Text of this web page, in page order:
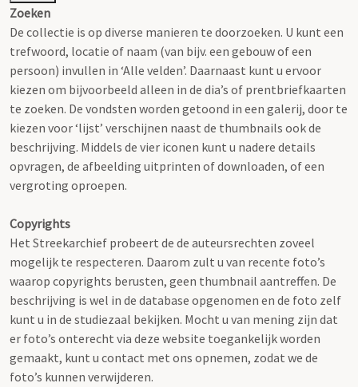
Zoeken
De collectie is op diverse manieren te doorzoeken. U kunt een
trefwoord, locatie of naam (van bijv. een gebouw of een
persoon) invullen in ‘Alle velden’. Daarnaast kunt u ervoor
kiezen om bijvoorbeeld alleen in de dia’s of prentbriefkaarten
te zoeken. De vondsten worden getoond in een galerij, door te
kiezen voor ‘lijst’ verschijnen naast de thumbnails ook de
beschrijving. Middels de vier iconen kunt u nadere details
opvragen, de afbeelding uitprinten of downloaden, of een
vergroting oproepen.
Copyrights
Het Streekarchief probeert de de auteursrechten zoveel
mogelijk te respecteren. Daarom zult u van recente foto’s
waarop copyrights berusten, geen thumbnail aantreffen. De
beschrijving is wel in de database opgenomen en de foto zelf
kunt u in de studiezaal bekijken. Mocht u van mening zijn dat
er foto’s onterecht via deze website toegankelijk worden
gemaakt, kunt u contact met ons opnemen, zodat we de
foto’s kunnen verwijderen.